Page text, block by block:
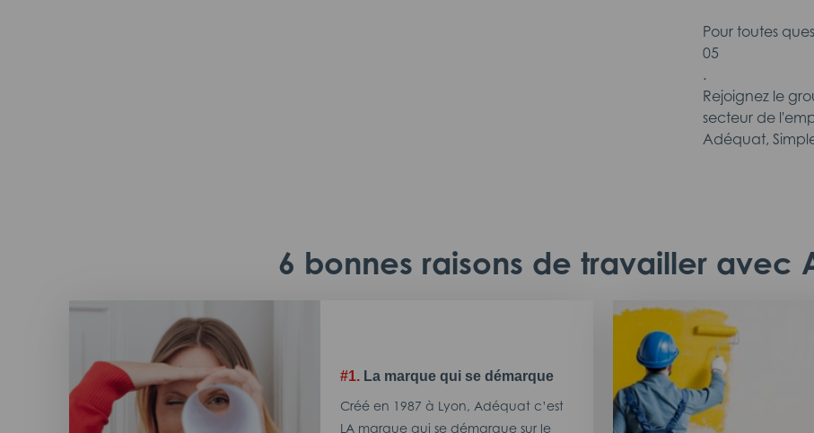
Pour toutes
05
.
Rejoignez le
secteur de
Adéquat,
6 bonnes raisons de travailler avec
#1. La marque qui se démarque
Créé en 1987 à Lyon, Adéquat c’est
LA marque qui se démarque sur le